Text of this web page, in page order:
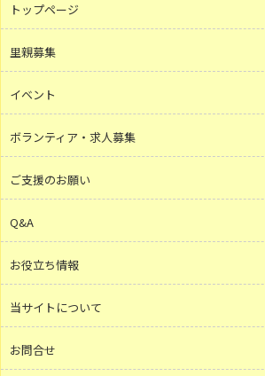
トップページ
里親募集
イベント
ボランティア・求人募集
ご支援のお願い
Q&A
お役立ち情報
当サイトについて
お問合せ